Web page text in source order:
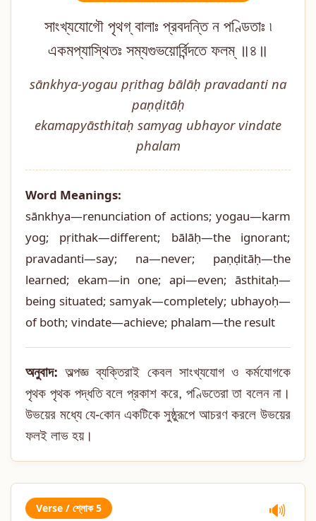
সাংখ্যযোগৌ পৃথগ্ বালাঃ প্রবদন্তি ন পণ্ডিতাঃ ৷
একমপ্যাস্থিতঃ সম্যগুভয়োর্বিন্দতে ফলম্ ॥৪॥
sānkhya-yogau pṛithag bālāḥ pravadanti na
paṇḍitāḥ
ekamapyāsthitaḥ samyag ubhayor vindate
phalam
Word Meanings:
sānkhya—renunciation of actions; yogau—karm
yog; pṛithak—different; bālāḥ—the ignorant;
pravadanti—say; na—never; paṇḍitāḥ—the
learned; ekam—in one; api—even; āsthitaḥ—
being situated; samyak—completely; ubhayoḥ—
of both; vindate—achieve; phalam—the result
অনুবাদ: অল্পজ্ঞ ব্যক্তিরাই কেবল সাংখ্যযোগ ও কর্মযোগকে
পৃথক পৃথক পদ্ধতি বলে প্রকাশ করে, পণ্ডিতেরা তা বলেন না।
উভয়ের মধ্যে যে-কোন একটিকে সুষ্ঠুরূপে আচরণ করলে উভয়ের
ফলই লাভ হয়।
Verse / শ্লোক 5 🔊